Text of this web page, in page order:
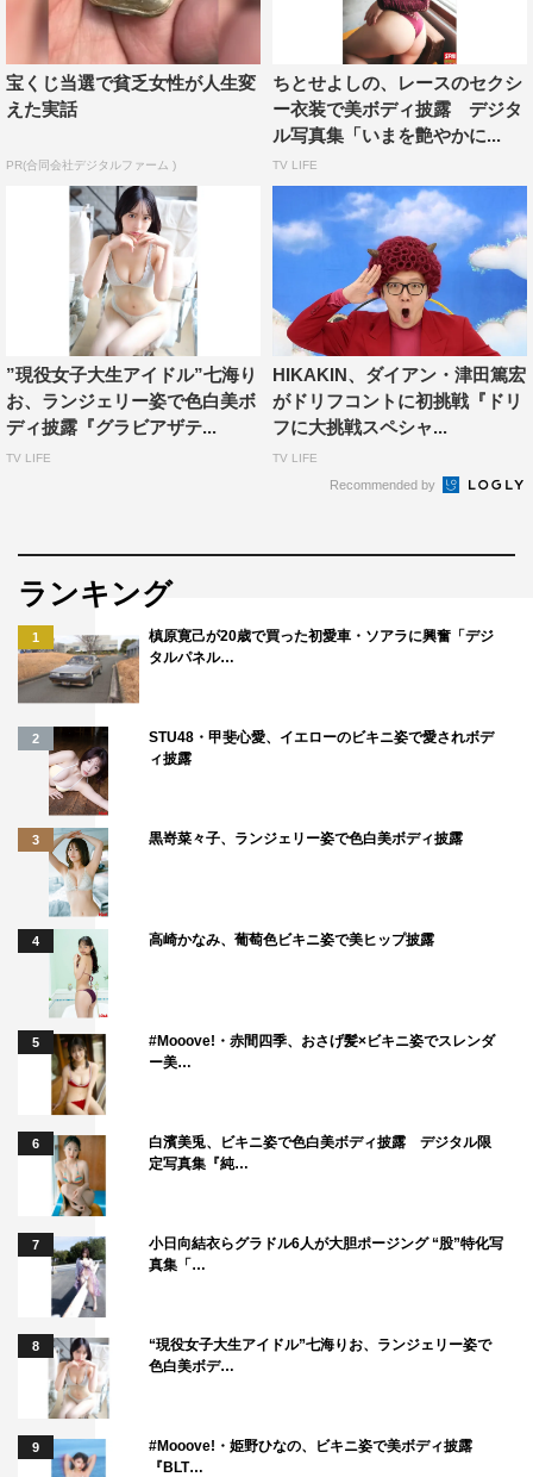
宝くじ当選で貧乏女性が人生変
えた実話
PR(合同会社デジタルファーム )
ちとせよしの、レースのセクシ
ー衣装で美ボディ披露 デジタ
ル写真集「いまを艶やかに...
TV LIFE
”現役女子大生アイドル”七海り
お、ランジェリー姿で色白美ボ
ディ披露『グラビアザテ...
TV LIFE
HIKAKIN、ダイアン・津田篤宏
がドリフコントに初挑戦『ドリ
フに大挑戦スペシャ...
TV LIFE
Recommended by
ランキング
1
槙原寛己が20歳で買った初愛車・ソアラに興奮「デジ
タルパネル…
2
STU48・甲斐心愛、イエローのビキニ姿で愛されボデ
ィ披露
3 黒嵜菜々子、ランジェリー姿で色白美ボディ披露
4 高崎かなみ、葡萄色ビキニ姿で美ヒップ披露
5
#Mooove!・赤間四季、おさげ髪×ビキニ姿でスレンダ
ー美…
6
白濱美兎、ビキニ姿で色白美ボディ披露 デジタル限
定写真集『純…
7
小日向結衣らグラドル6人が大胆ポージング “股”特化写
真集「…
8
“現役女子大生アイドル”七海りお、ランジェリー姿で
色白美ボデ…
9
#Mooove!・姫野ひなの、ビキニ姿で美ボディ披露
『BLT…